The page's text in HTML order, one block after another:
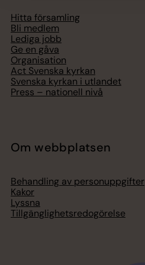
Hitta församling
Bli medlem
Lediga jobb
Ge en gåva
Organisation
Act Svenska kyrkan
Svenska kyrkan i utlandet
Press – nationell nivå
Om webbplatsen
Behandling av personuppgifter
Kakor
Lyssna
Tillgänglighetsredogörelse